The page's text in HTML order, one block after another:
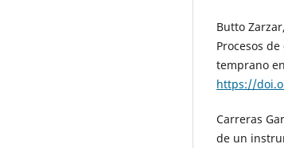
Butto
Procesos
temprano
https://
Carreras
de un